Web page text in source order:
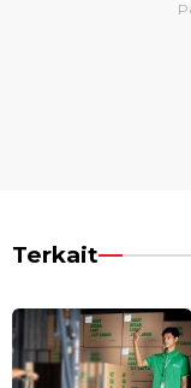
Terkait